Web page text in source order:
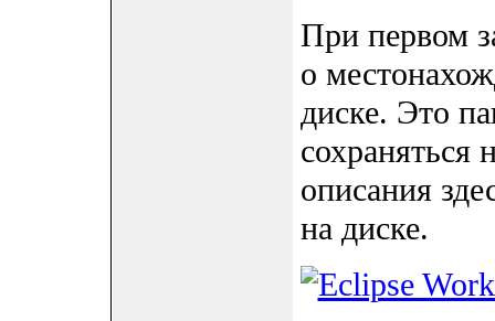
При первом
о
диске. Это
сохраняться
описания
на диске.